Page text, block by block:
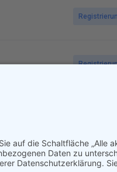
Zurück 1